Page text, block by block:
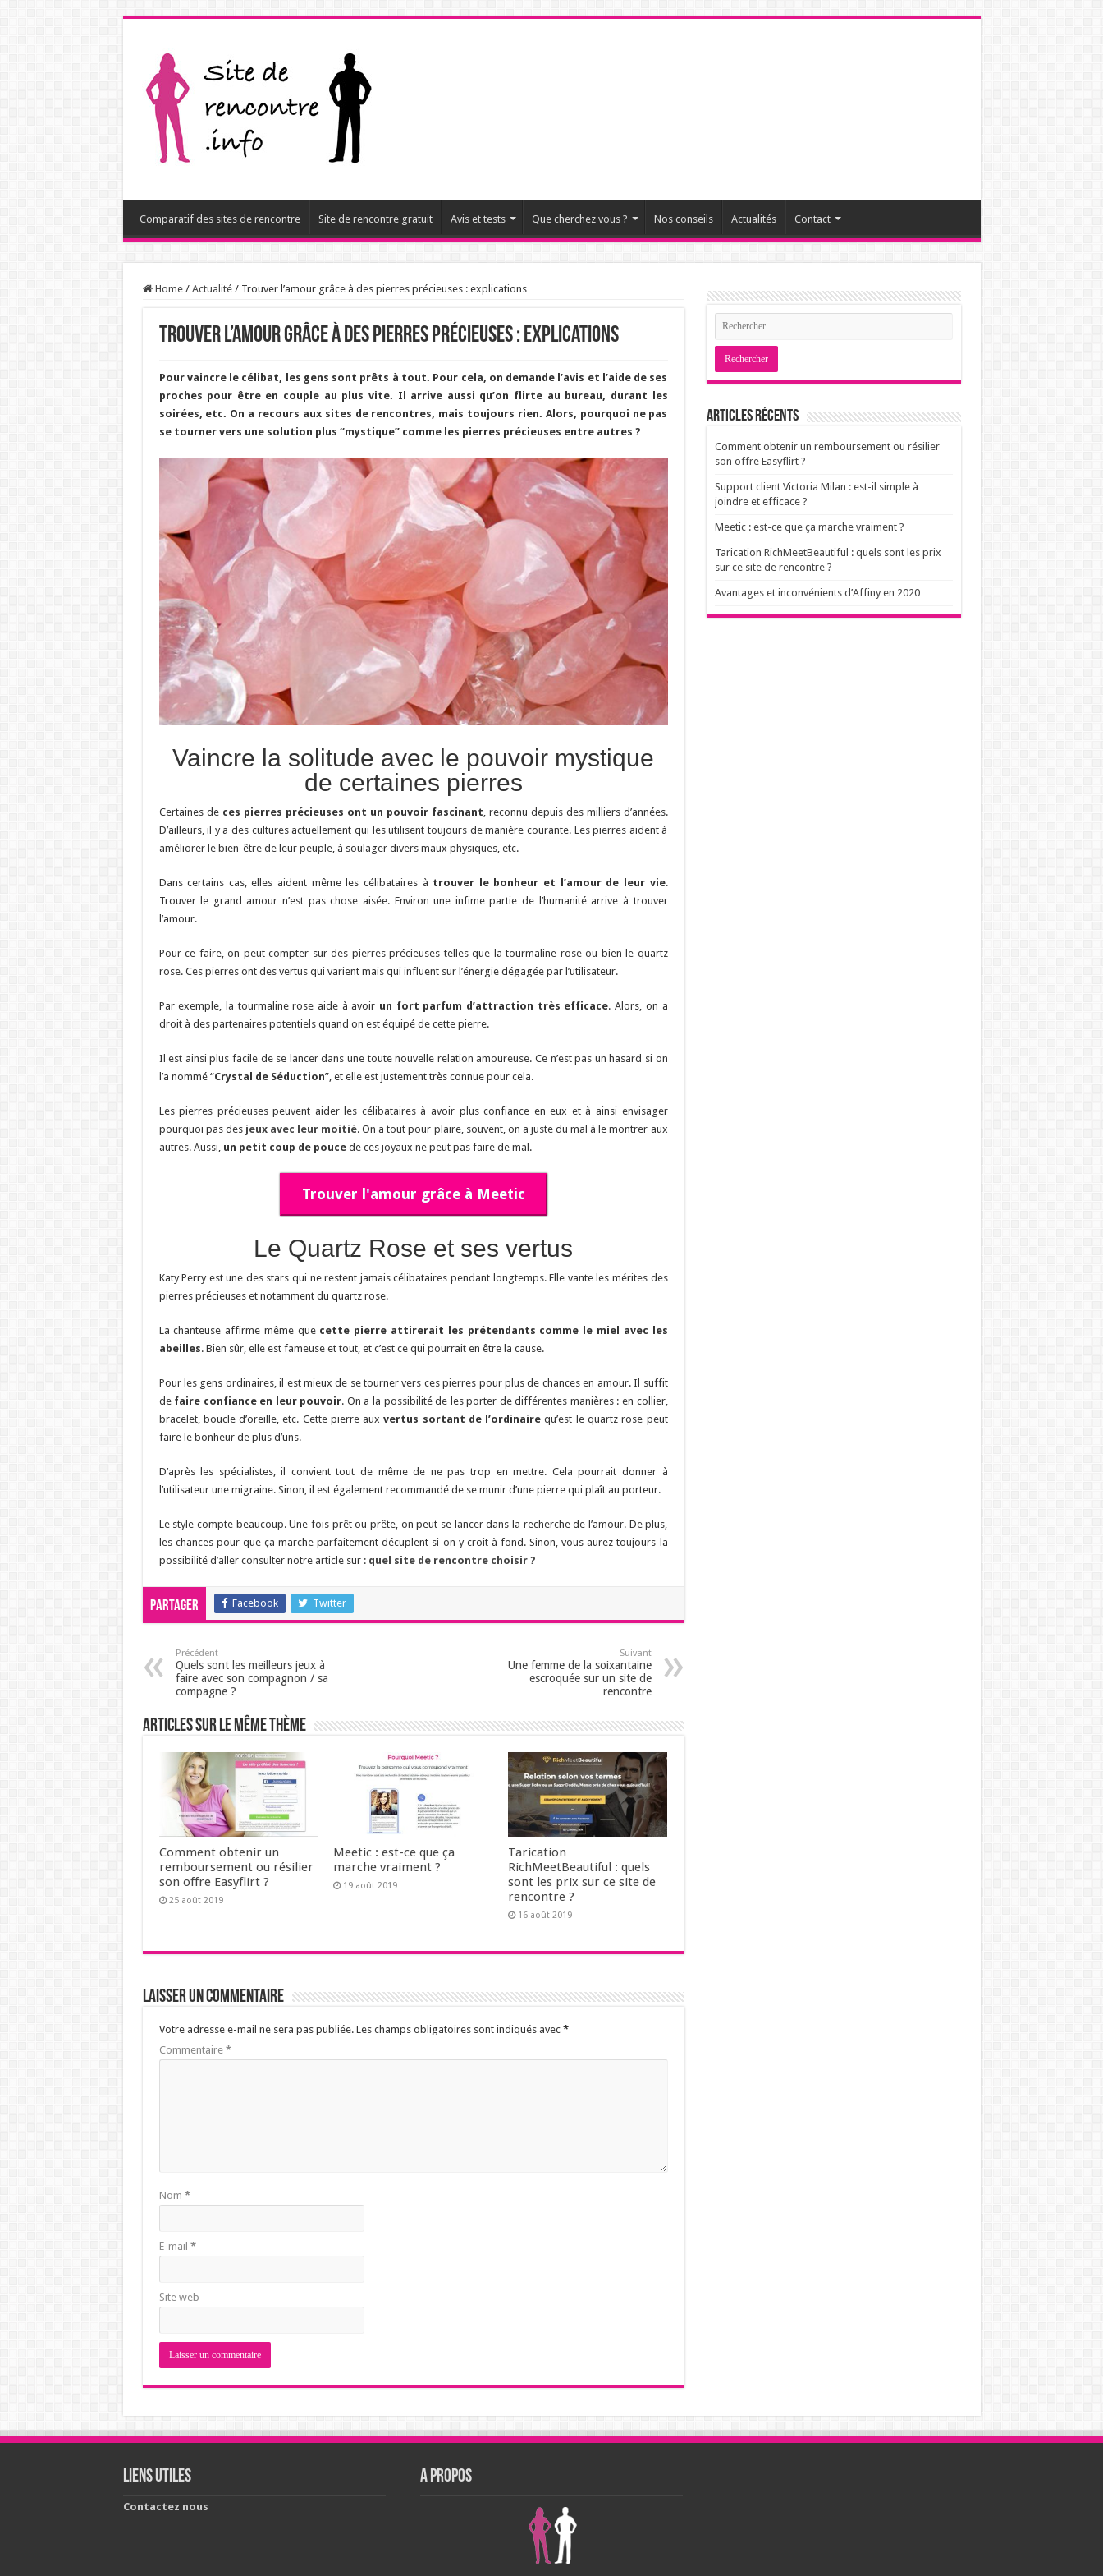
Comparatif des sites de rencontre Site de rencontre gratuit Avis et tests Que cherchez vous ? Nos conseils Actualités Contact
Home / Actualité / Trouver l’amour grâce à des pierres précieuses : explications
Trouver l’amour grâce à des pierres précieuses : explications
Pour vaincre le célibat, les gens sont prêts à tout. Pour cela, on demande l’avis et l’aide de ses
proches pour être en couple au plus vite. Il arrive aussi qu’on flirte au bureau, durant les
soirées, etc. On a recours aux sites de rencontres, mais toujours rien. Alors, pourquoi ne pas
se tourner vers une solution plus “mystique” comme les pierres précieuses entre autres ?
Vaincre la solitude avec le pouvoir mystique
de certaines pierres
Certaines de ces pierres précieuses ont un pouvoir fascinant , reconnu depuis des milliers d’années.
D’ailleurs, il y a des cultures actuellement qui les utilisent toujours de manière courante. Les pierres aident à
améliorer le bien-être de leur peuple, à soulager divers maux physiques, etc.
Dans certains cas, elles aident même les célibataires à trouver le bonheur et l’amour de leur vie.
Trouver le grand amour n’est pas chose aisée. Environ une infime partie de l’humanité arrive à trouver
l’amour.
Pour ce faire, on peut compter sur des pierres précieuses telles que la tourmaline rose ou bien le quartz
rose. Ces pierres ont des vertus qui varient mais qui influent sur l’énergie dégagée par l’utilisateur.
Par exemple, la tourmaline rose aide à avoir un fort parfum d’attraction très efficace. Alors, on a
droit à des partenaires potentiels quand on est équipé de cette pierre.
Il est ainsi plus facile de se lancer dans une toute nouvelle relation amoureuse. Ce n’est pas un hasard si on
l’a nommé “Crystal de Séduction”, et elle est justement très connue pour cela.
Les pierres précieuses peuvent aider les célibataires à avoir plus confiance en eux et à ainsi envisager
pourquoi pas des jeux avec leur moitié. On a tout pour plaire, souvent, on a juste du mal à le montrer aux
autres. Aussi, un petit coup de poucede ces joyaux ne peut pas faire de mal.
Trouver l'amour grâce à Meetic
Le Quartz Rose et ses vertus
Katy Perry est une des stars qui ne restent jamais célibataires pendant longtemps. Elle vante les mérites des
pierres précieuses et notamment du quartz rose.
La chanteuse affirme même que cette pierre attirerait les prétendants comme le miel avec les
abeilles. Bien sûr, elle est fameuse et tout, et c’est ce qui pourrait en être la cause.
Pour les gens ordinaires, il est mieux de se tourner vers ces pierres pour plus de chances en amour. Il suffit
defaire confiance en leur pouvoir. On a la possibilité de les porter de différentes manières : en collier,
bracelet, boucle d’oreille, etc. Cette pierre auxvertus sortant de l’ordinaire qu’est le quartz rose peut
faire le bonheur de plus d’uns.
D’après les spécialistes, il convient tout de même de ne pas trop en mettre. Cela pourrait donner à
l’utilisateur une migraine. Sinon, il est également recommandé de se munir d’une pierre qui plaît au porteur.
Le style compte beaucoup. Une fois prêt ou prête, on peut se lancer dans la recherche de l’amour. De plus,
les chances pour que ça marche parfaitement décuplent si on y croit à fond. Sinon, vous aurez toujours la
possibilité d’aller consulter notre article sur : quel site de rencontre choisir ?
Partager Facebook Twitter
Précédent
Quels sont les meilleurs jeux à
faire avec son compagnon / sa
compagne ?
Suivant
Une femme de la soixantaine
escroquée sur un site de
rencontre
Articles sur le même thème
Comment obtenir un
remboursement ou résilier
son offre Easyflirt ?
25 août 2019
Meetic : est-ce que ça
marche vraiment ?
19 août 2019
Tarication
RichMeetBeautiful : quels
sont les prix sur ce site de
rencontre ?
16 août 2019
Laisser un commentaire
Votre adresse e-mail ne sera pas publiée. Les champs obligatoires sont indiqués avec *
Commentaire *
Nom *
E-mail *
Site web
Articles récents
Comment obtenir un remboursement ou résilier
son offre Easyflirt ?
Support client Victoria Milan : est-il simple à
joindre et efficace ?
Meetic : est-ce que ça marche vraiment ?
Tarication RichMeetBeautiful : quels sont les prix
sur ce site de rencontre ?
Avantages et inconvénients d’Affiny en 2020
Liens utiles
Contactez nous
A PROPOS